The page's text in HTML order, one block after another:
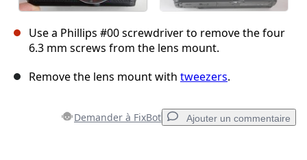
Use a Phillips #00 screwdriver to remove the four
6.3 mm screws from the lens mount.
Remove the lens mount with tweezers.
Demander à FixBot Ajouter un commentaire